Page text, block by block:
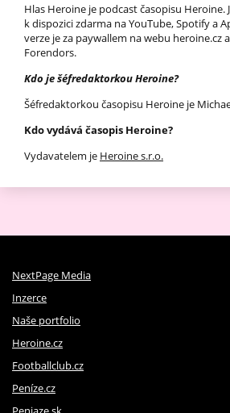
Hlas Heroine je podcast časopisu Heroine.
k dispozici zdarma na YouTube, Spotify a
verze je za paywallem na webu heroine.cz
Forendors.
Kdo je šéfredaktorkou Heroine?
Šéfredaktorkou časopisu Heroine je
Kdo vydává časopis Heroine?
Vydavatelem je Heroine s.r.o.
NextPage Media
Inzerce
Naše portfolio
Heroine.cz
Footballclub.cz
Peníze.cz